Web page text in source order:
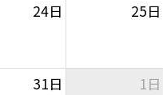
24日 25日
31日 1日